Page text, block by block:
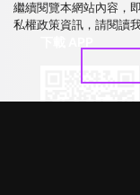
繼續閱覽本網站內容，
私權政策資訊，請閱讀